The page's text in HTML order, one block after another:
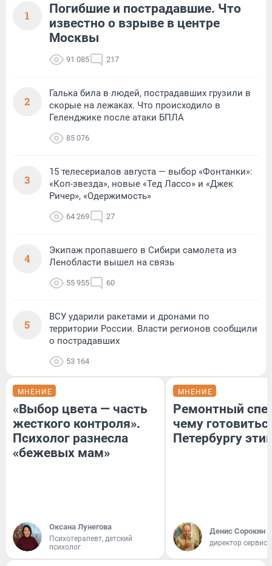
1
Погибшие и пострадавшие. Что
известно о взрыве в центре
Москвы
91 085 217
2
Галька била в людей, пострадавших грузили в
скорые на лежаках. Что происходило в
Геленджике после атаки БПЛА
85 076
3
15 телесериалов августа — выбор «Фонтанки»:
«Коп-звезда», новые «Тед Лассо» и «Джек
Ричер», «Одержимость»
64 269 27
4
Экипаж пропавшего в Сибири самолета из
Ленобласти вышел на связь
55 955 60
5
ВСУ ударили ракетами и дронами по
территории России. Власти регионов сообщили
о пострадавших
53 164
МНЕНИЕ
«Выбор цвета — часть
жесткого контроля».
Психолог разнесла
«бежевых мам»
Оксана Лунегова
Психотерапевт, детский
психолог
МНЕНИЕ
Ремонтный
чему
Петербургу
Денис Сорокин
директор